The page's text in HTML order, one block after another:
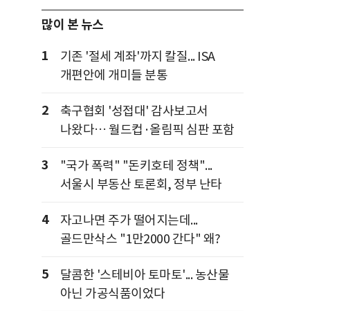
많이 본 뉴스
1
기존 '절세 계좌'까지 칼질... ISA
개편안에 개미들 분통
2
축구협회 '성접대' 감사보고서
나왔다… 월드컵·올림픽 심판 포함
3
"국가 폭력" "돈키호테 정책"...
서울시 부동산 토론회, 정부 난타
4
자고나면 주가 떨어지는데...
골드만삭스 "1만2000 간다" 왜?
5
달콤한 '스테비아 토마토'... 농산물
아닌 가공식품이었다